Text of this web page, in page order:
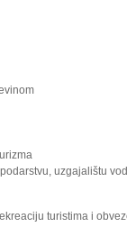
uzgajalištu
turistima i